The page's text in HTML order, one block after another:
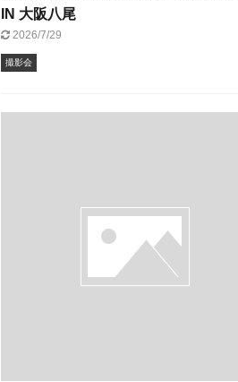
IN 大阪八尾
2026/7/29
撮影会